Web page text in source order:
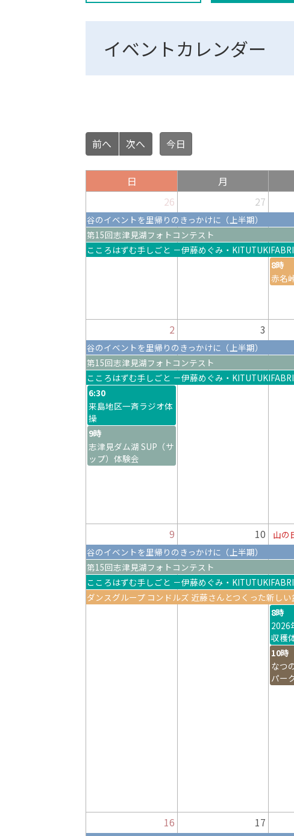
の
イベントカレンダー
前へ 次へ 今日
日 月
26
谷のイベントを里帰りのきっかけに（上半期）
第15回志津見湖フォトコンテスト
こころはずむ手しごと －伊藤めぐみ・
27
8時
赤名
2
谷のイベントを里帰りのきっかけに（上半期）
第15回志津見湖フォトコンテスト
こころはずむ手しごと －伊藤めぐみ・
6:30
来島地区一斉ラジオ体
操
9時
志津見ダム湖 SUP（サ
ップ）体験会
3
9
谷のイベントを里帰りのきっかけに（上半期）
第15回志津見湖フォトコンテスト
こころはずむ手しごと －伊藤めぐみ・
ダンスグループ コンドルズ 近藤さんとつくった新し
10
8時
2026
収穫
10時
なつ
パー
山の
16 17